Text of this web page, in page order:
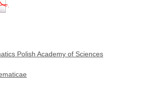
Polish Academy of Sciences